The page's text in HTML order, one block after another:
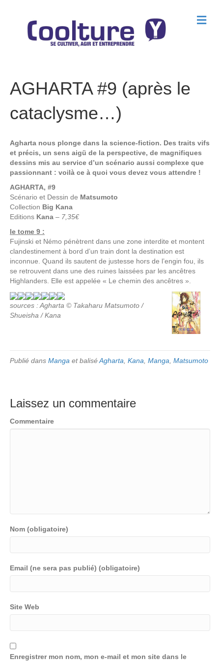
M
e
AGHARTA #9 (après le
cataclysme…)
Agharta nous plonge dans la science-fiction. Des traits vifs
et précis, un sens aigü de la perspective, de magnifiques
dessins mis au service d’un scénario aussi complexe que
passionnant : voilà ce à quoi vous devez vous attendre !
AGHARTA, #9
Scénario et Dessin de Matsumoto
Collection Big Kana
Editions Kana – 7,35€
le tome 9 :
Fujinski et Némo pénètrent dans une zone interdite et montent
clandestinement à bord d’un train dont la destination est
inconnue. Quand ils sautent de justesse hors de l’engin fou, ils
se retrouvent dans une des ruines laissées par les ancêtres
Highlanders. Elle est appelée « Le chemin des ancêtres ».
sources : Agharta © Takaharu Matsumoto /
Shueisha / Kana
Publié dans Manga et baliséAgharta Kana Manga Matsumoto
Laissez un commentaire
Commentaire
Nom (obligatoire)
Email (ne sera pas publié) (obligatoire)
Site Web
Enregistrer mon nom, mon e-mail et mon site dans le